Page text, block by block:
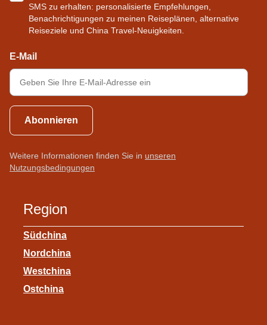
SMS zu erhalten: personalisierte Empfehlungen,
Benachrichtigungen zu meinen Reiseplänen, alternative
Reiseziele und China Travel-Neuigkeiten.
E-Mail
Abonnieren
Weitere Informationen finden Sie in unseren
Nutzungsbedingungen
Region
Südchina
Nordchina
Westchina
Ostchina